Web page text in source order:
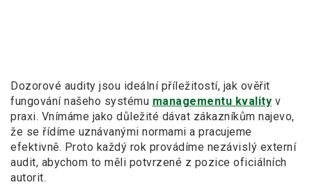
Dozorové audity jsou ideální příležitostí, jak ověřit
fungování našeho systému managementu kvality v
praxi. Vnímáme jako důležité dávat zákazníkům najevo,
že se řídíme uznávanými normami a pracujeme
efektivně. Proto každý rok provádíme nezávislý externí
audit, abychom to měli potvrzené z pozice oficiálních
autorit.